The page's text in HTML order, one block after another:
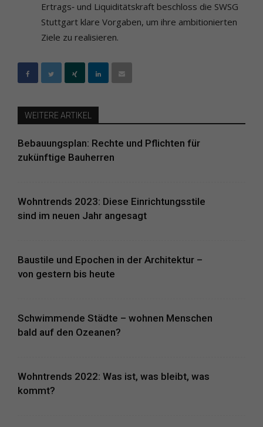
Ertrags‐ und Liquiditätskraft beschloss die SWSG
Stuttgart klare Vorgaben, um ihre ambitionierten
Ziele zu realisieren.
WEITERE ARTIKEL
Bebauungsplan: Rechte und Pflichten für
zukünftige Bauherren
Wohntrends 2023: Diese Einrichtungsstile
sind im neuen Jahr angesagt
Baustile und Epochen in der Architektur –
von gestern bis heute
Schwimmende Städte – wohnen Menschen
bald auf den Ozeanen?
Wohntrends 2022: Was ist, was bleibt, was
kommt?